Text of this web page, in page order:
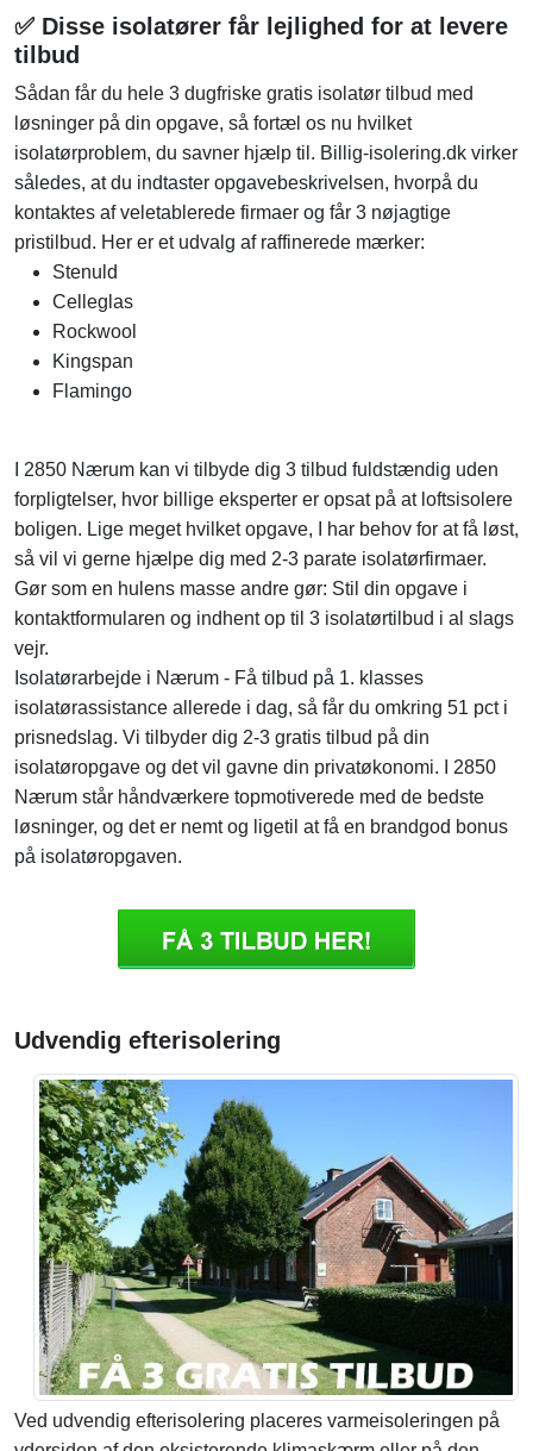
✅ Disse isolatører får lejlighed for at levere
tilbud
Sådan får du hele 3 dugfriske gratis isolatør tilbud med
løsninger på din opgave, så fortæl os nu hvilket
isolatørproblem, du savner hjælp til. Billig-isolering.dk virker
således, at du indtaster opgavebeskrivelsen, hvorpå du
kontaktes af veletablerede firmaer og får 3 nøjagtige
pristilbud. Her er et udvalg af raffinerede mærker:
Stenuld
Celleglas
Rockwool
Kingspan
Flamingo
I 2850 Nærum kan vi tilbyde dig 3 tilbud fuldstændig uden
forpligtelser, hvor billige eksperter er opsat på at loftsisolere
boligen. Lige meget hvilket opgave, I har behov for at få løst,
så vil vi gerne hjælpe dig med 2-3 parate isolatørfirmaer.
Gør som en hulens masse andre gør: Stil din opgave i
kontaktformularen og indhent op til 3 isolatørtilbud i al slags
vejr.
Isolatørarbejde i Nærum - Få tilbud på 1. klasses
isolatørassistance allerede i dag, så får du omkring 51 pct i
prisnedslag. Vi tilbyder dig 2-3 gratis tilbud på din
isolatøropgave og det vil gavne din privatøkonomi. I 2850
Nærum står håndværkere topmotiverede med de bedste
løsninger, og det er nemt og ligetil at få en brandgod bonus
på isolatøropgaven.
Udvendig efterisolering
Ved udvendig efterisolering placeres varmeisoleringen på